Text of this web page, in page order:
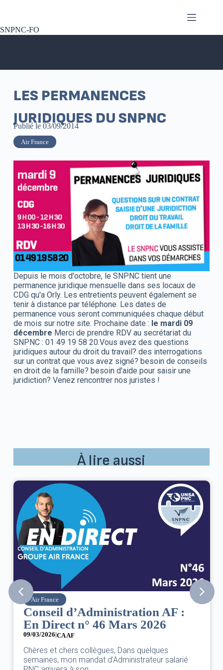
SNPNC-FO
LES PERMANENCES
JURIDIQUES DU SNPNC
Publié le 03/09/2014
Air France
Depuis le mois d'octobre, le SNPNC tient une
permanence juridique mensuelle dans ses locaux de
CDG qu'a Orly. Les entretients peuvent également se
tenir à distance par téléphone. Les dates de
permanence vous seront communiquées chaque début
de mois sur notre site. Prochaine date : le mardi 09
décembre Merci de prendre RDV au secrétariat du
SNPNC : 01 49 19 58 20.Vous avez des questions
juridiques autour du droit du travail? des interrogations
sur un contrat que vous avez signé? besoin de conseils
en droit de la famille? besoin d'aide pour saisir une
juridiction? Venez rencontrer nos juristes !
À lire aussi
Air France
Conseil d’Administration AF :
En Direct n° 46 Mars 2026
09/03/2026|CA AF
Chères et chers collègues, Dans quelques
semaines, mon mandat d’Administrateur salarié